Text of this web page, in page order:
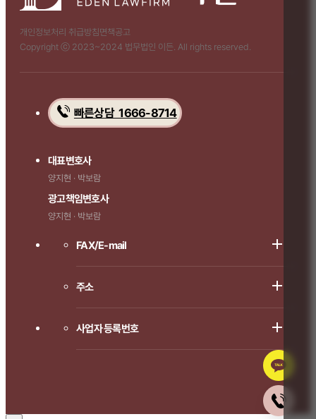
개인정보처리 취급방침 면책공고
Copyright ⓒ 2023~2024 법무법인 이든. All rights reserved.
빠른상담 1666-8714
대표변호사
양지현 · 박보람
광고책임변호사
양지현 · 박보람
FAX/E-mail
주소
사업자 등록번호